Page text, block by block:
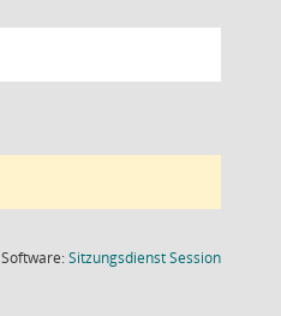
Software:SitzungsdienstSession(Wird in